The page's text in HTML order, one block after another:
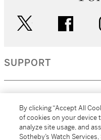
SUPPORT
MORE...
By clicking “Accept All
of cookies on your device
analyze site usage, and
Sotheby’s Watch